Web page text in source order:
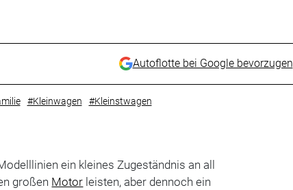
Autoflotte bei Google bevorzugen
#Kleinwagen #Kleinstwagen
ein kleines Zugeständnis an all
großen Motor leisten, aber dennoch ein